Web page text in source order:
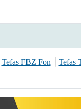
Tefas FBZ Fon| Tefas